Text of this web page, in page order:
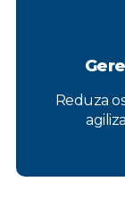
Reduza